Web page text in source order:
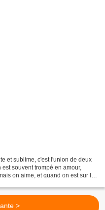
et sublime, c'est l'union de deux
souvent trompé en amour,
on aime, et quand on est sur le
>